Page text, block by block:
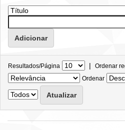
Resultados/Página | Ordenar
Ordenar